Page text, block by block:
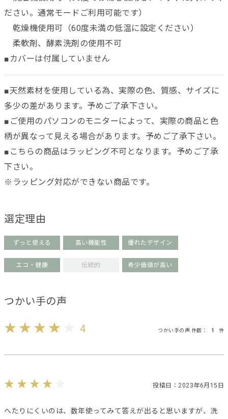
ださい。通常モードご利用可能です）
乾燥機使用可（60度未満の低温に設定ください）
柔軟剤、酵素洗剤の使用不可
■カバーは付属していません
■天然素材を使用している為、実際の色、質感、サイズに
多少の差があります。予めご了承下さい。
■ご使用のパソコンのモニターによって、実際の商品と色
柄が異なって見える場合があります。予めご了承下さい。
■こちらの商品はラッピング不可となります。予めご了承
下さい。
※ラッピング対応ができない商品です。
選定理由
ずっと使える 高い機能性 優れたデザイン
エコ・健康 伝統的 希少価値が高い
つかい手の声
4 つかい手の声 件数： 1 件
投稿日：2023年6月15日
へたりにくいのは、数年使ってみて答えが出ると思いますが、洗